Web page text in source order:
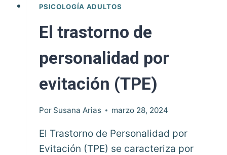
PSICOLOGÍA ADULTOS
El trastorno de
personalidad por
evitación (TPE)
Por Susana Arias marzo 28, 2024
El Trastorno de Personalidad por
Evitación (TPE) se caracteriza por